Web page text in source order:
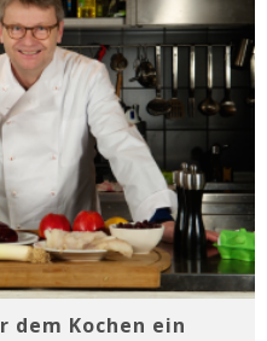
dem Kochen ein